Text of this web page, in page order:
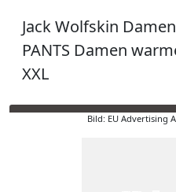
Jack Wolfskin Damen
PANTS Damen
XXL
Bild: EU Advertising